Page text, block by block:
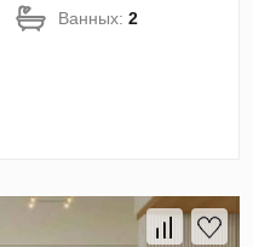
Ванных:2